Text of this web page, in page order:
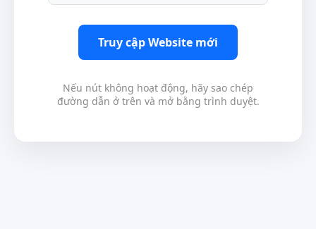
Truy cập Website mới
Nếu nút không hoạt động, hãy sao chép
đường dẫn ở trên và mở bằng trình duyệt.